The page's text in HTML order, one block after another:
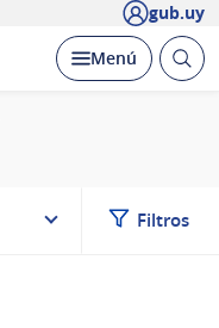
gub.uy
Desplegar
Menú Abrir
Filtros